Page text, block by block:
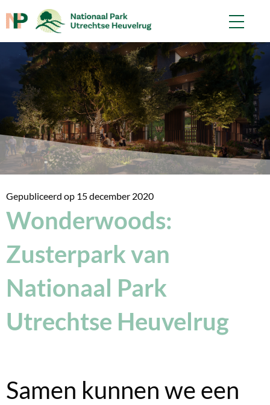
Gepubliceerd op 15 december 2020
Wonderwoods:
Zusterpark van
Nationaal Park
Utrechtse Heuvelrug
Samen kunnen we een